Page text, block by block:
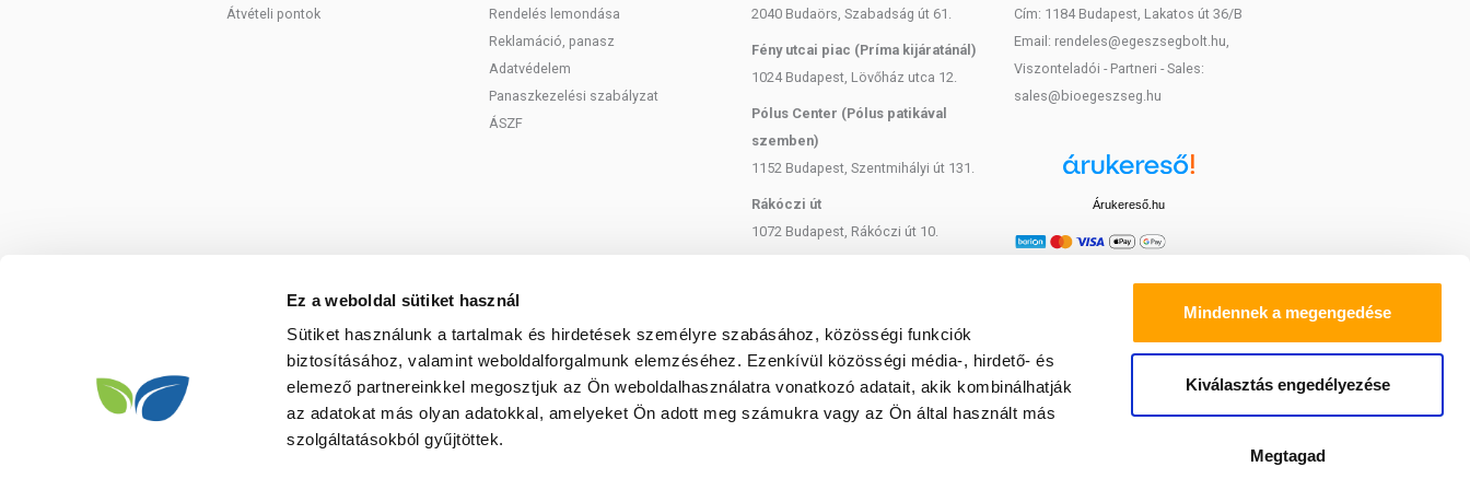
Ez a weboldal sütiket használ
Sütiket használunk a tartalmak és hirdetések személyre szabásához, közösségi funkciók
biztosításához, valamint weboldalforgalmunk elemzéséhez. Ezenkívül közösségi média-, hirdető- és
elemező partnereinkkel megosztjuk az Ön weboldalhasználatra vonatkozó adatait, akik kombinálhatják
az adatokat más olyan adatokkal, amelyeket Ön adott meg számukra vagy az Ön által használt más
szolgáltatásokból gyűjtöttek.
Mindennek a megengedése
Kiválasztás engedélyezése
Megtagad
Átvételi pontok
Rendelés lemondása
Reklamáció, panasz
Adatvédelem
Panaszkezelési szabályzat
ÁSZF
2040 Budaörs, Szabadság út 61.
Fény utcai piac (Príma kijáratánál)
1024 Budapest, Lövőház utca 12.
Pólus Center (Pólus patikával
szemben)
1152 Budapest, Szentmihályi út 131.
Rákóczi út
1072 Budapest, Rákóczi út 10.
Bartók Béla
1114 Budapest, Bartók Béla út 71.
Cím: 1184 Budapest, Lakatos út 36/B
Email: rendeles@egeszsegbolt.hu,
Viszonteladói - Partneri - Sales:
sales@bioegeszseg.hu
Árukereső.hu